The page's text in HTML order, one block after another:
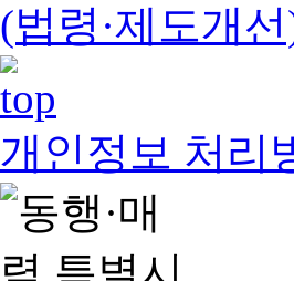
(법령·제도개
개인정보 처리